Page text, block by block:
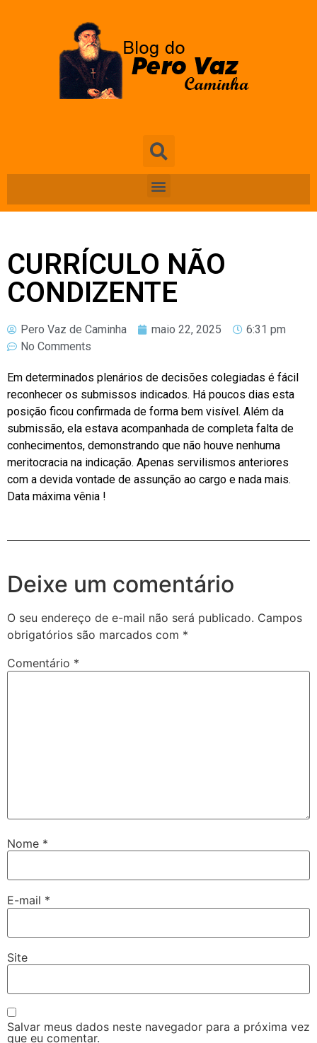
CURRÍCULO NÃO
CONDIZENTE
Pero Vaz de Caminha maio 22, 2025
6:31 pm
No Comments
Em determinados plenários de decisões colegiadas é fácil
reconhecer os submissos indicados. Há poucos dias esta
posição ficou confirmada de forma bem visível. Além da
submissão, ela estava acompanhada de completa falta de
conhecimentos, demonstrando que não houve nenhuma
meritocracia na indicação. Apenas servilismos anteriores
com a devida vontade de assunção ao cargo e nada mais.
Data máxima vênia !
Deixe um comentário
O seu endereço de e-mail não será publicado. Campos
obrigatórios são marcados com *
Comentário *
Nome *
E-mail *
Site
Salvar meus dados neste navegador para a próxima vez
que eu comentar.